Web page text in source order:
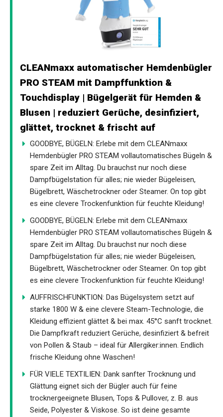
CLEANmaxx automatischer Hemdenbügler
PRO STEAM mit Dampffunktion &
Touchdisplay | Bügelgerät für Hemden &
Blusen | reduziert Gerüche, desinfiziert,
glättet, trocknet & frischt auf
GOODBYE, BÜGELN: Erlebe mit dem CLEANmaxx
Hemdenbügler PRO STEAM vollautomatisches Bügeln &
spare Zeit im Alltag. Du brauchst nur noch diese
Dampfbügelstation für alles; nie wieder Bügeleisen,
Bügelbrett, Wäschetrockner oder Steamer. On top gibt
es eine clevere Trockenfunktion für feuchte Kleidung!
GOODBYE, BÜGELN: Erlebe mit dem CLEANmaxx
Hemdenbügler PRO STEAM vollautomatisches Bügeln &
spare Zeit im Alltag. Du brauchst nur noch diese
Dampfbügelstation für alles; nie wieder Bügeleisen,
Bügelbrett, Wäschetrockner oder Steamer. On top gibt
es eine clevere Trockenfunktion für feuchte Kleidung!
AUFFRISCHFUNKTION: Das Bügelsystem setzt auf
starke 1800 W & eine clevere Steam-Technologie, die
Kleidung effizient glättet & bei max. 45°C sanft trocknet.
Die Dampfkraft reduziert Gerüche, desinfiziert & befreit
von Pollen & Staub – ideal für Allergiker:innen. Endlich
frische Kleidung ohne Waschen!
FÜR VIELE TEXTILIEN: Dank sanfter Trocknung und
Glättung eignet sich der Bügler auch für feine
trocknergeeignete Blusen, Tops & Pullover, z. B. aus
Seide, Polyester & Viskose. So ist deine gesamte